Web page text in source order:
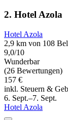
2. Hotel Azola
Hotel Azola
2,9 km von 108
9,0/10
Wunderbar
(26 Bewertungen)
157 €
inkl. Steuern &
6. Sept.–7. Sept.
Hotel Azola